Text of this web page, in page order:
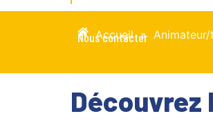
Accueil »
Nous contacter
Découvrez